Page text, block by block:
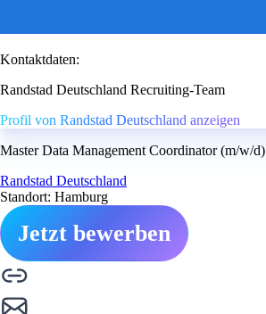
Kontaktdaten:
Randstad Deutschland Recruiting-Team
Profil von Randstad Deutschland anzeigen
Master Data Management Coordinator (m/w/d)
Randstad Deutschland
Standort: Hamburg
Jetzt bewerben